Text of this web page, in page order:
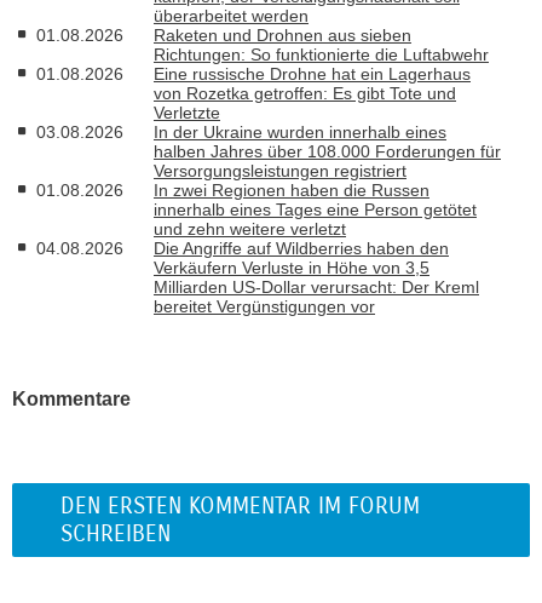
überarbeitet werden
01.08.2026
Raketen und Drohnen aus sieben
Richtungen: So funktionierte die Luftabwehr
01.08.2026
Eine russische Drohne hat ein Lagerhaus
von Rozetka getroffen: Es gibt Tote und
Verletzte
03.08.2026
In der Ukraine wurden innerhalb eines
halben Jahres über 108.000 Forderungen für
Versorgungsleistungen registriert
01.08.2026
In zwei Regionen haben die Russen
innerhalb eines Tages eine Person getötet
und zehn weitere verletzt
04.08.2026
Die Angriffe auf Wildberries haben den
Verkäufern Verluste in Höhe von 3,5
Milliarden US-Dollar verursacht: Der Kreml
bereitet Vergünstigungen vor
Kommentare
DEN ERSTEN KOMMENTAR IM FORUM
SCHREIBEN